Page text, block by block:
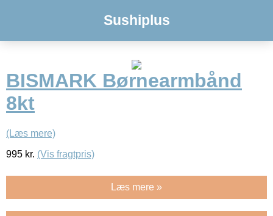
Sushiplus
BISMARK Børnearmbånd
8kt
(Læs mere)
995 kr. (Vis fragtpris)
Læs mere »